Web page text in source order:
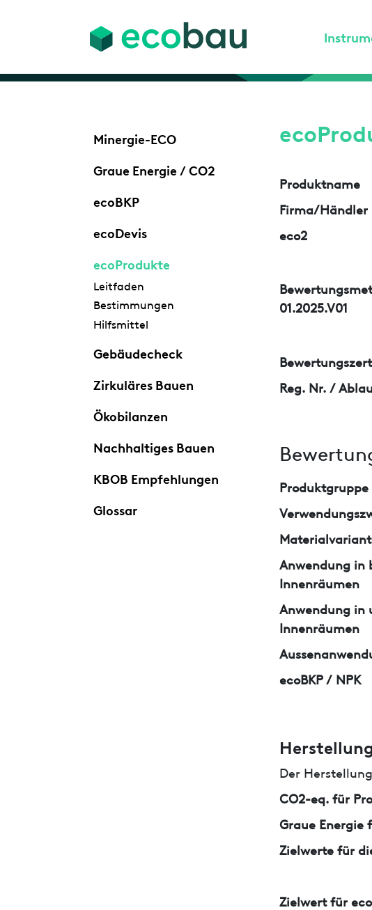
Minergie-ECO
Graue Energie / CO2
ecoBKP
ecoDevis
ecoProdukte
Leitfaden
Bestimmungen
Hilfsmittel
Gebäudecheck
Zirkuläres Bauen
Ökobilanzen
Nachhaltiges Bauen
KBOB Empfehlungen
Glossar
Produktname
Firma/Händler
eco2
01.2025.V01
Reg. Nr. /
Produktgruppe
Anwendung in
Innenräumen
Anwendung in
Innenräumen
ecoBKP / NPK
Der
CO2-eq. für
Graue Energie
Zielwerte für
Zielwert für